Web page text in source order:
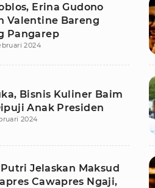
Erina Gudono
Valentine Bareng
Pangarep
2024
Bisnis Kuliner Baim
Anak Presiden
2024
Jelaskan Maksud
Cawapres Ngaji,